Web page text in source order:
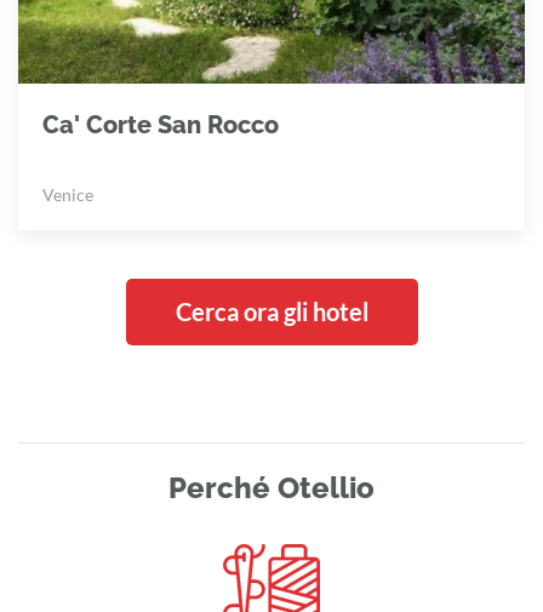
Ca' Corte San Rocco
Venice
Cerca ora gli hotel
Perché Otellio